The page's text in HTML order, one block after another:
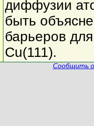
диффузии
быть
барьеров
Cu(111).
Сообщить о